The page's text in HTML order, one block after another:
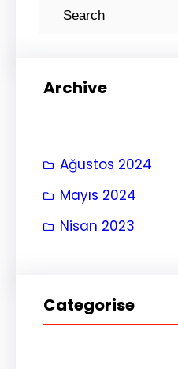
Archive
Ağustos 2024
Mayıs 2024
Nisan 2023
Categorise